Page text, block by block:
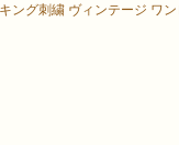
ング刺繍 ヴィンテージ ワ